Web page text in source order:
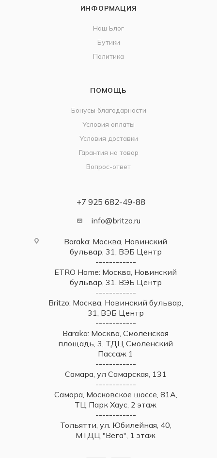
ИНФОРМАЦИЯ
Наш Блог
Бутики
Политика
ПОМОЩЬ
Бонусы благодарности
Условия оплаты
Условия доставки
Гарантия на товар
Вопрос-ответ
+7 925 682-49-88
info@britzo.ru
Baraka: Москва, Новинский
бульвар, 31, ВЭБ Центр
------------
ETRO Home: Москва, Новинский
бульвар, 31, ВЭБ Центр
------------
Britzo: Москва, Новинский бульвар,
31, ВЭБ Центр
------------
Baraka: Москва, Смоленская
площадь, 3, ТДЦ Смоленский
Пассаж 1
------------
Самара, ул Самарская, 131
------------
Самара, Московское шоссе, 81А,
ТЦ Парк Хаус, 2 этаж
------------
Тольятти, ул. Юбилейная, 40,
МТДЦ "Вега", 1 этаж